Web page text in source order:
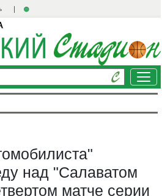
над "Салаватом
матче серии